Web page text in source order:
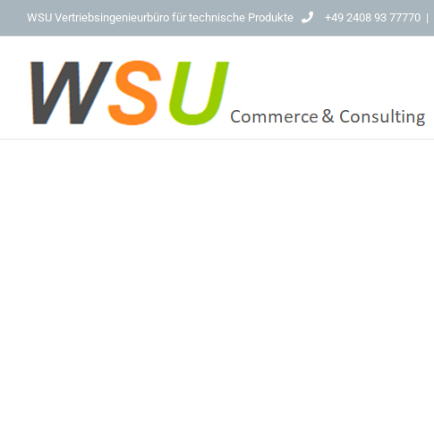
to
content
WSU Vertriebsingenieurbüro für technische Produkte +49 2408 93 77770 |